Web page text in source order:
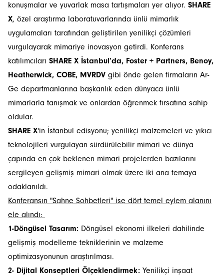
konuşmalar ve yuvarlak masa tartışmaları yer alıyor. SHARE
X, özel araştırma laboratuvarlarında ünlü mimarlık
uygulamaları tarafından geliştirilen yenilikçi çözümleri
vurgulayarak mimariye inovasyon getirdi. Konferans
katılımcıları SHARE X İstanbul’da, Foster + Partners, Benoy,
Heatherwick, COBE, MVRDV gibi önde gelen firmaların Ar-
Ge departmanlarına başkanlık eden dünyaca ünlü
mimarlarla tanışmak ve onlardan öğrenmek fırsatına sahip
oldular.
SHARE X'in İstanbul edisyonu; yenilikçi malzemeleri ve yıkıcı
teknolojileri vurgulayan sürdürülebilir mimari ve dünya
çapında en çok beklenen mimari projelerden bazılarını
sergileyen gelişmiş mimari olmak üzere iki ana temaya
odaklanıldı.
Konferansın "Sahne Sohbetleri" ise dört temel eylem alanını
ele alındı:
1-Döngüsel Tasarım: Döngüsel ekonomi ilkeleri dahilinde
gelişmiş modelleme tekniklerinin ve malzeme
optimizasyonunun araştırılması.
2- Dijital Konseptleri Ölçeklendirmek: Yenilikçi inşaat